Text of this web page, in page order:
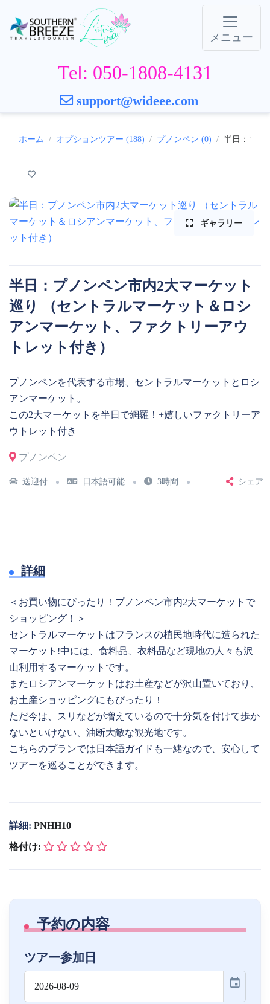
メニュー
Tel: 050-1808-4131
support@wideee.com
ホーム オプションツアー (188) プノンペン (0) 半日：プノ
ギャラリー
半日：プノンペン市内2大マーケット
巡り （セントラルマーケット＆ロシ
アンマーケット、ファクトリーアウ
トレット付き）
プノンペンを代表する市場、セントラルマーケットとロシ
アンマーケット。
この2大マーケットを半日で網羅！+嬉しいファクトリーア
ウトレット付き
プノンペン
送迎付 日本語可能 3時間 シェア
詳細
＜お買い物にぴったり！プノンペン市内2大マーケットで
ショッピング！＞
セントラルマーケットはフランスの植民地時代に造られた
マーケット!中には、食料品、衣料品など現地の人々も沢
山利用するマーケットです。
またロシアンマーケットはお土産などが沢山置いており、
お土産ショッピングにもぴったり！
ただ今は、スリなどが増えているので十分気を付けて歩か
ないといけない、油断大敵な観光地です。
こちらのプランでは日本語ガイドも一緒なので、安心して
ツアーを巡ることができます。
詳細: PNHH10
格付け:
予約の内容
ツアー参加日
event